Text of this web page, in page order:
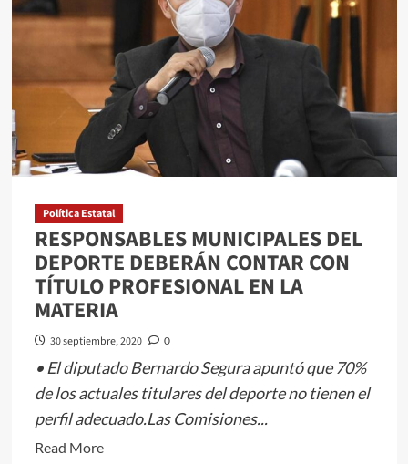
DEBE
GARANTIZAR
LOS
DERECHOS
LA
PROTECCIÓN
LAS
MEXIQUENSES:
MARIANA
URIBE
Política Estatal
RESPONSABLES MUNICIPALES DEL
DEPORTE DEBERÁN CONTAR CON
TÍTULO PROFESIONAL EN LA
MATERIA
30 septiembre, 2020 0
• El diputado Bernardo Segura apuntó que 70%
de los actuales titulares del deporte no tienen el
perfil adecuado.Las Comisiones...
Read MoreRead